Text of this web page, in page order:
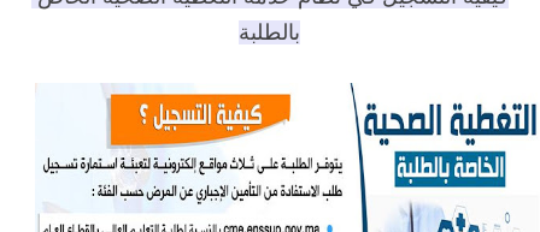
بالطلبة